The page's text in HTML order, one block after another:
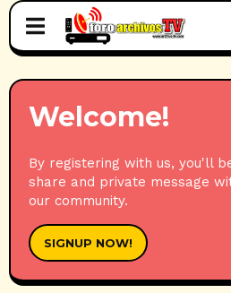
Welcome!
By registering with us, you'll
share and private message
our community.
SIGNUP NOW!